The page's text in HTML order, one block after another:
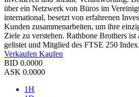
über ein Netzwerk von Büros im
international, besetzt von erfahrenen
Kunden zusammenarbeiten, um ihre
Ziele zu verstehen. Rathbone Brothers
gelistet und Mitglied des FTSE 250 Index.
Verkaufen Kaufen
BID 0.0000
ASK 0.0000
1H